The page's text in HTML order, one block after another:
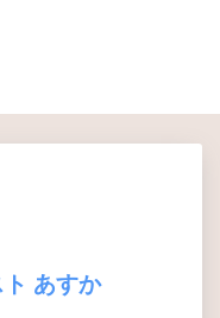
あすか